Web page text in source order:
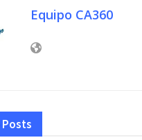
Equipo CA360
Posts